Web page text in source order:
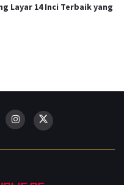
Layar 14 Inci Terbaik yang